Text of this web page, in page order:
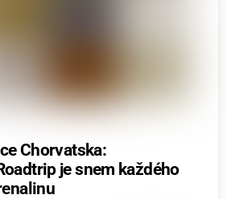
Chorvatska:
je snem každého